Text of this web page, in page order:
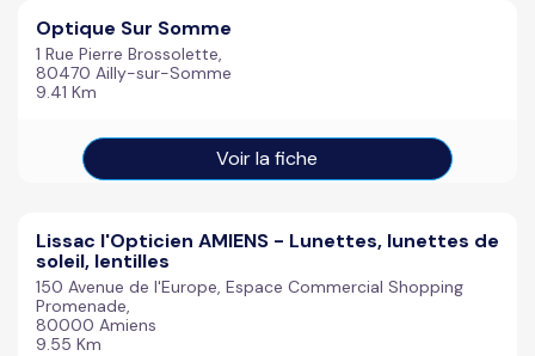
Optique Sur Somme
1 Rue Pierre Brossolette,
80470 Ailly-sur-Somme
9.41 Km
Voir la fiche
Lissac l'Opticien AMIENS - Lunettes, lunettes de
soleil, lentilles
150 Avenue de l'Europe, Espace Commercial Shopping
Promenade,
80000 Amiens
9.55 Km